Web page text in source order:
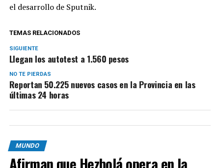
el desarrollo de Sputnik.
TEMAS RELACIONADOS
SIGUIENTE
Llegan los autotest a 1.560 pesos
NO TE PIERDAS
Reportan 50.225 nuevos casos en la Provincia en las
últimas 24 horas
MUNDO
Afirman que Hezbolá opera en la